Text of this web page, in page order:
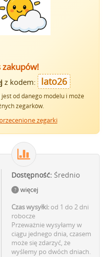
zakupów!
z kodem: lato26
od danego modelu i może
zegarków.
zegarki
Dostępność: Średnio
więcej
Czas wysyłki: od 1 do 2 dni
robocze
Przeważnie wysyłamy w
ciągu jednego dnia, czasem
może się zdarzyć, że
wyślemy po dwóch dniach.